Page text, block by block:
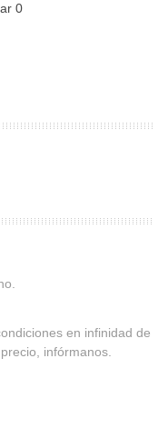
0
en infinidad de
infórmanos.